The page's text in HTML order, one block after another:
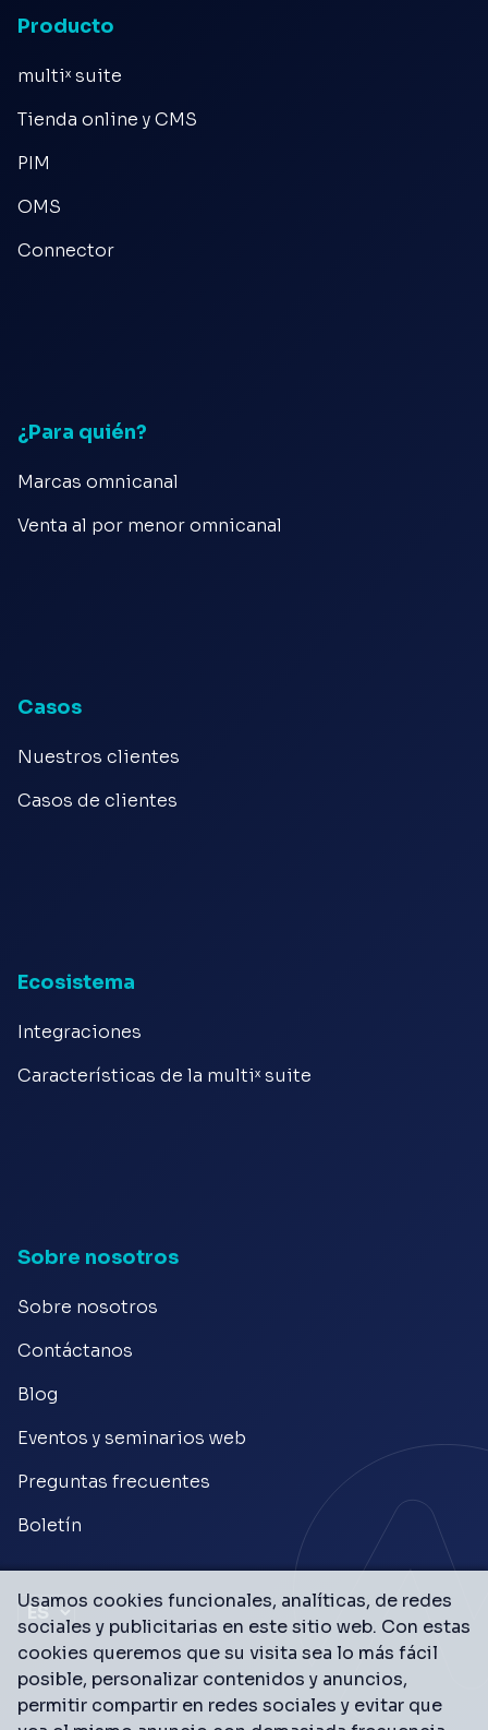
Usamos cookies funcionales, analíticas, de redes
sociales y publicitarias en este sitio web. Con estas
cookies queremos que su visita sea lo más fácil
posible, personalizar contenidos y anuncios,
permitir compartir en redes sociales y evitar que
Producto
multiˣ suite
Tienda online y CMS
PIM
OMS
Connector
¿Para quién?
Marcas omnicanal
Venta al por menor omnicanal
Casos
Nuestros clientes
Casos de clientes
Ecosistema
Integraciones
Características de la multiˣ suite
Sobre nosotros
Sobre nosotros
Contáctanos
Blog
Eventos y seminarios web
Preguntas frecuentes
Boletín